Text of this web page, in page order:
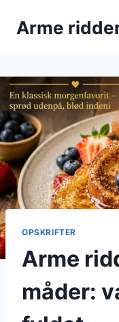
Arme
OPSKRIFTER
Arme
måder: